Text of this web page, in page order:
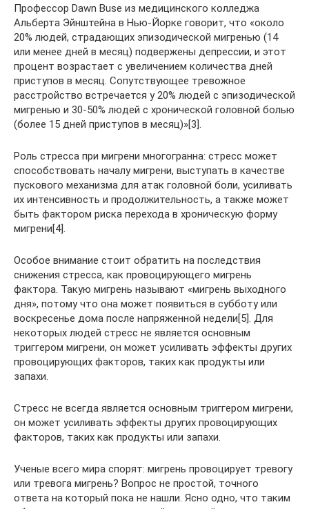
Профессор Dawn Buse из медицинского колледжа
Альберта Эйнштейна в Нью-Йорке говорит, что «около
20% людей, страдающих эпизодической мигренью (14
или менее дней в месяц) подвержены депрессии, и этот
процент возрастает c увеличением количества дней
приступов в месяц. Сопутствующее тревожное
расстройство встречается у 20% людей с эпизодической
мигренью и 30-50% людей с хронической головной болью
(более 15 дней приступов в месяц)»[3].
Роль стресса при мигрени многогранна: стресс может
способствовать началу мигрени, выступать в качестве
пускового механизма для атак головной боли, усиливать
их интенсивность и продолжительность, а также может
быть фактором риска перехода в хроническую форму
мигрени[4].
Особое внимание стоит обратить на последствия
снижения стресса, как провоцирующего мигрень
фактора. Такую мигрень называют «мигрень выходного
дня», потому что она может появиться в субботу или
воскресенье дома после напряженной недели[5]. Для
некоторых людей стресс не является основным
триггером мигрени, он может усиливать эффекты других
провоцирующих факторов, таких как продукты или
запахи.
Стресс не всегда является основным триггером мигрени,
он может усиливать эффекты других провоцирующих
факторов, таких как продукты или запахи.
Ученые всего мира спорят: мигрень провоцирует тревогу
или тревога мигрень? Вопрос не простой, точного
ответа на который пока не нашли. Ясно одно, что таким